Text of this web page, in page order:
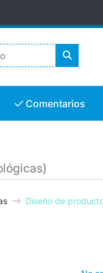
Comentarios
Comentarios
Diseño de